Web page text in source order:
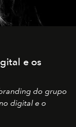
e os
do grupo
digital e o